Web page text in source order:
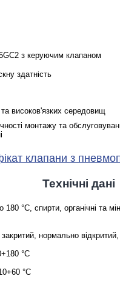
здатність
високов'язких середовищ
монтажу та
клапани з
Технічні дані
°С, спирти, органічні та
відкритий,
°С
°С